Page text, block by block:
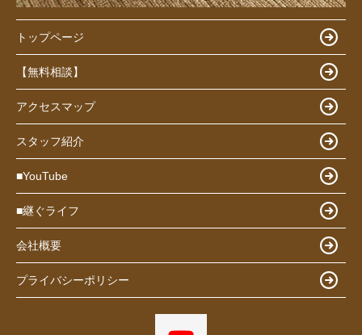
トップページ
【無料相談】
アクセスマップ
スタッフ紹介
■YouTube
■継ぐライフ
会社概要
プライバシーポリシー